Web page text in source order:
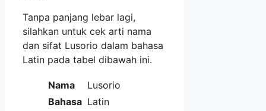
Tanpa panjang lebar lagi,
silahkan untuk cek arti nama
dan sifat Lusorio dalam bahasa
Latin pada tabel dibawah ini.
Nama
Lusorio
Bahasa Latin